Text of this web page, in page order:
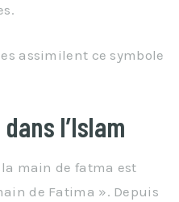
assimilent ce symbole
l’Islam
main de fatma est
de Fatima ». Depuis